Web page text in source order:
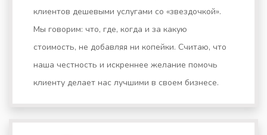
клиентов дешевыми услугами со «звездочкой».
Мы говорим: что, где, когда и за какую
стоимость, не добавляя ни копейки. Считаю, что
наша честность и искреннее желание помочь
клиенту делает нас лучшими в своем бизнесе.